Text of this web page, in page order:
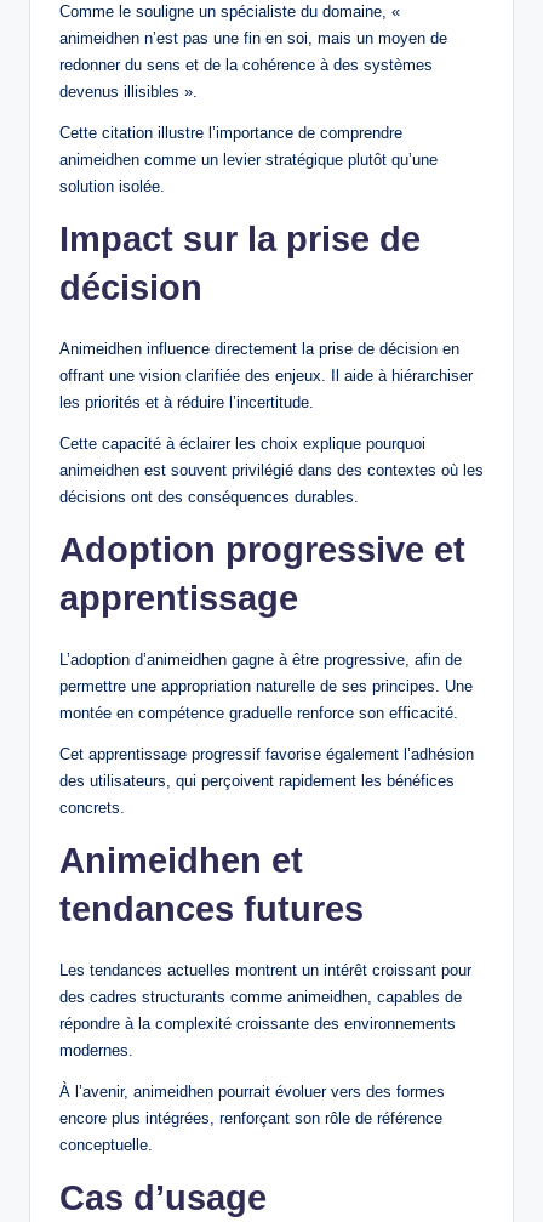
Comme le souligne un spécialiste du domaine, «
animeidhen n’est pas une fin en soi, mais un moyen de
redonner du sens et de la cohérence à des systèmes
devenus illisibles ».
Cette citation illustre l’importance de comprendre
animeidhen comme un levier stratégique plutôt qu’une
solution isolée.
Impact sur la prise de
décision
Animeidhen influence directement la prise de décision en
offrant une vision clarifiée des enjeux. Il aide à hiérarchiser
les priorités et à réduire l’incertitude.
Cette capacité à éclairer les choix explique pourquoi
animeidhen est souvent privilégié dans des contextes où les
décisions ont des conséquences durables.
Adoption progressive et
apprentissage
L’adoption d’animeidhen gagne à être progressive, afin de
permettre une appropriation naturelle de ses principes. Une
montée en compétence graduelle renforce son efficacité.
Cet apprentissage progressif favorise également l’adhésion
des utilisateurs, qui perçoivent rapidement les bénéfices
concrets.
Animeidhen et
tendances futures
Les tendances actuelles montrent un intérêt croissant pour
des cadres structurants comme animeidhen, capables de
répondre à la complexité croissante des environnements
modernes.
À l’avenir, animeidhen pourrait évoluer vers des formes
encore plus intégrées, renforçant son rôle de référence
conceptuelle.
Cas d’usage